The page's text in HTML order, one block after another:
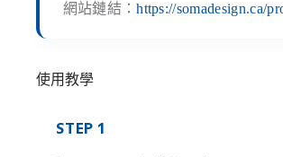
網站鏈結：https://somadesign.ca/
使用教學
STEP 1